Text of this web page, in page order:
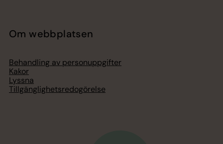
Om webbplatsen
Behandling av personuppgifter
Kakor
Lyssna
Tillgänglighetsredogörelse